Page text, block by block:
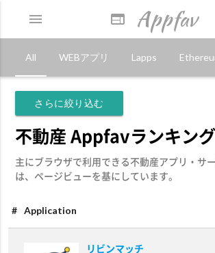
web Appfav
menu
All WEBアプリ Lapps
さらに絞り込む
不動産 Appfavランキン
主にブラウザで利用できる不動産アプリ・サ
は、ページビューを基にしています。
# Application
リビンマッチ